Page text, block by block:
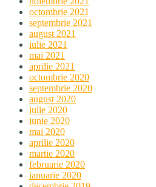
octombrie 2021
septembrie 2021
august 2021
iulie 2021
mai 2021
aprilie 2021
octombrie 2020
septembrie 2020
august 2020
iulie 2020
iunie 2020
mai 2020
aprilie 2020
martie 2020
februarie 2020
ianuarie 2020